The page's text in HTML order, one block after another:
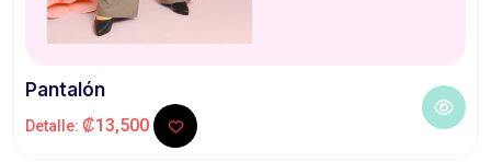
Pantalón
Detalle: ₡13,500